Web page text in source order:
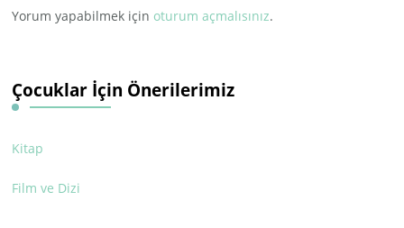
Yorum yapabilmek için oturum açmalısınız.
Çocuklar İçin Önerilerimiz
Kitap
Film ve Dizi